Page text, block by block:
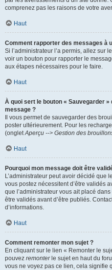
comprenez pas les raisons de votre
Haut
Comment rapporter des messages à
Si l’administrateur l’a permis, allez sur
voir un bouton pour rapporter le
aux étapes nécessaires pour le faire.
Haut
À quoi sert le bouton « Sauvegarder
message ?
Il vous permet de sauvegarder des
poster ultérieurement. Pour les
(ongletAperçu --> Gestion des
Haut
Pourquoi mon message doit être
L’administrateur peut avoir décidé que
vous postez nécessitent d’être validés
que l’administrateur vous ait placé
être validés avant d’être publiés.
d’informations.
Haut
Comment remonter mon sujet ?
En cliquant sur le lien « Remonter le
pouvez remonterle sujet en haut du
vous ne voyez pas ce lien, cela signifie